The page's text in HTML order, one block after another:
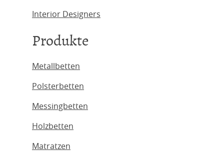
Interior Designers
Produkte
Metallbetten
Polsterbetten
Messingbetten
Holzbetten
Matratzen